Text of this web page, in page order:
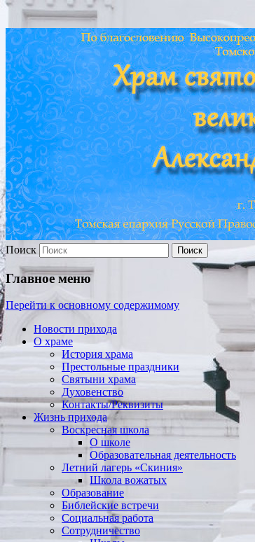
Храм св. Александра
Поиск
Главное меню
Перейти к основному содержимому
Новости прихода
О храме
История храма
Престольные праздники
Святыни храма
Духовенство
Контакты/Реквизиты
Жизнь прихода
Воскресная школа
О школе
Образовательная деятельность
Летний лагерь «Скиния»
Школа вожатых
Образование
Библейские встречи
Социальная работа
Сотрудничество